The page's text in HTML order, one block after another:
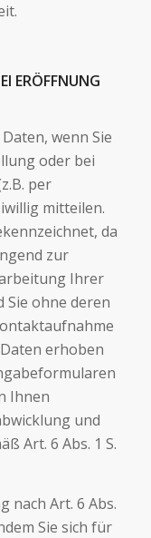
ERÖFFNUNG
wenn Sie
oder bei
per
mitteilen.
da
zur
Ihrer
ohne deren
erhoben
Ihnen
und
Art. 6 Abs. 1 S.
nach Art. 6 Abs.
Sie sich für